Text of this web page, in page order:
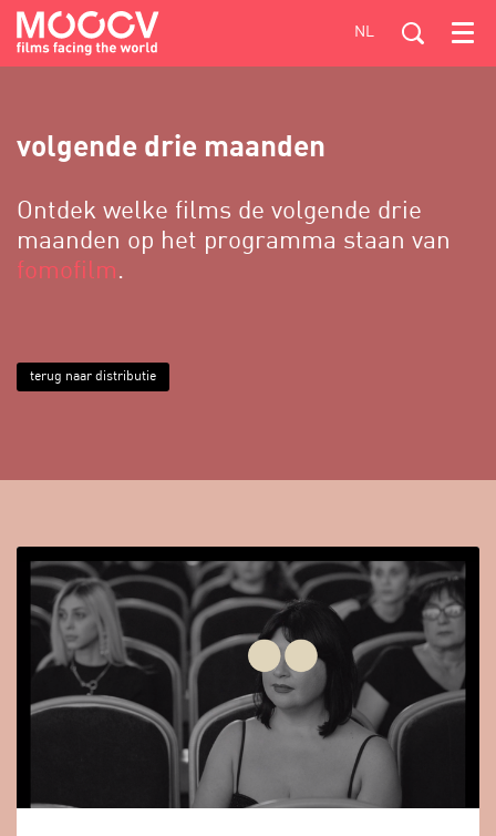
NL Menu
volgende drie maanden
Ontdek welke films de volgende drie
maanden op het programma staan van
fomofilm.
terug naar distributie